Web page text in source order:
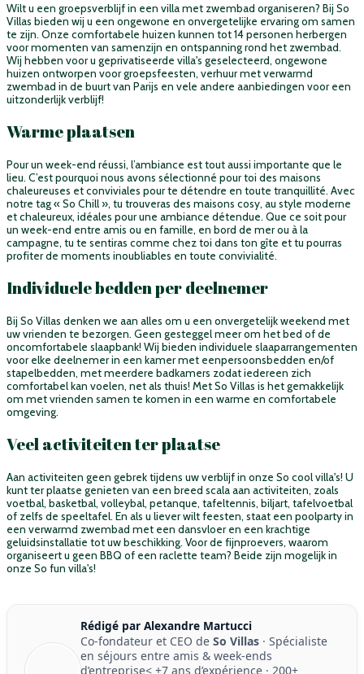
Wilt u een groepsverblijf in een villa met zwembad organiseren? Bij So
Villas bieden wij u een ongewone en onvergetelijke ervaring om samen
te zijn. Onze comfortabele huizen kunnen tot 14 personen herbergen
voor momenten van samenzijn en ontspanning rond het zwembad.
Wij hebben voor u geprivatiseerde villa's geselecteerd, ongewone
huizen ontworpen voor groepsfeesten, verhuur met verwarmd
zwembad in de buurt van Parijs en vele andere aanbiedingen voor een
uitzonderlijk verblijf!
Warme plaatsen
Pour un week-end réussi, l’ambiance est tout aussi importante que le
lieu. C’est pourquoi nous avons sélectionné pour toi des maisons
chaleureuses et conviviales pour te détendre en toute tranquillité. Avec
notre tag « So Chill », tu trouveras des maisons cosy, au style moderne
et chaleureux, idéales pour une ambiance détendue. Que ce soit pour
un week-end entre amis ou en famille, en bord de mer ou à la
campagne, tu te sentiras comme chez toi dans ton gîte et tu pourras
profiter de moments inoubliables en toute convivialité.
Individuele bedden per deelnemer
Bij So Villas denken we aan alles om u een onvergetelijk weekend met
uw vrienden te bezorgen. Geen gesteggel meer om het bed of de
oncomfortabele slaapbank! Wij bieden individuele slaaparrangementen
voor elke deelnemer in een kamer met eenpersoonsbedden en/of
stapelbedden, met meerdere badkamers zodat iedereen zich
comfortabel kan voelen, net als thuis! Met So Villas is het gemakkelijk
om met vrienden samen te komen in een warme en comfortabele
omgeving.
Veel activiteiten ter plaatse
Aan activiteiten geen gebrek tijdens uw verblijf in onze So cool villa's! U
kunt ter plaatse genieten van een breed scala aan activiteiten, zoals
voetbal, basketbal, volleybal, petanque, tafeltennis, biljart, tafelvoetbal
of zelfs de speeltafel. En als u liever wilt feesten, staat een poolparty in
een verwarmd zwembad met een dansvloer en een krachtige
geluidsinstallatie tot uw beschikking. Voor de fijnproevers, waarom
organiseert u geen BBQ of een raclette team? Beide zijn mogelijk in
onze So fun villa's!
Rédigé par Alexandre Martucci
Co-fondateur et CEO de So Villas · Spécialiste
en séjours entre amis & week-ends
d’entreprise< +7 ans d’expérience · 200+